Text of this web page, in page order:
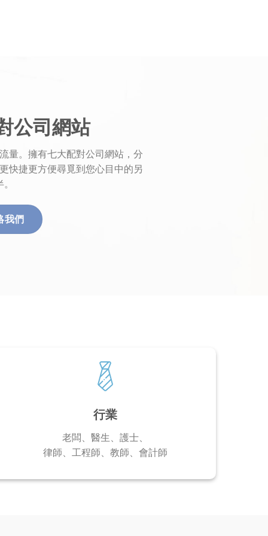
公司網站
量。擁有七大配對公司網站，分
快捷更方便尋覓到您心目中的另
我們
行業
老闆、醫生、護士、
律師、工程師、教師、會計師